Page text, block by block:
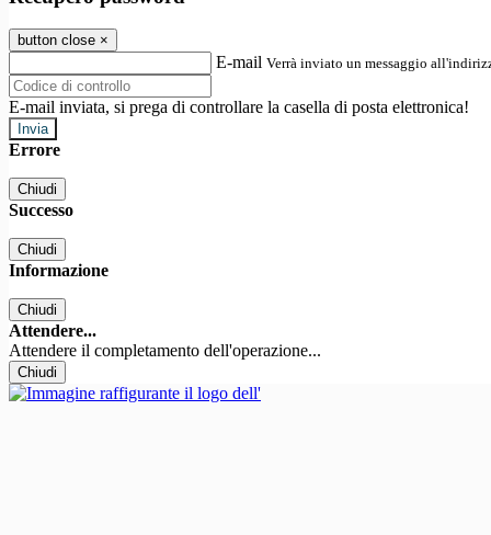
button close ×
E-mail Verrà inviato un messaggio
E-mail inviata, si prega di controllare la casella di posta elettronica!
Errore
Chiudi
Successo
Chiudi
Informazione
Chiudi
Attendere...
Attendere il completamento dell'operazione...
Chiudi